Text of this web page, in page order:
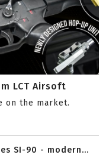
LCT Airsoft
on the market.
SI-90 - modern...